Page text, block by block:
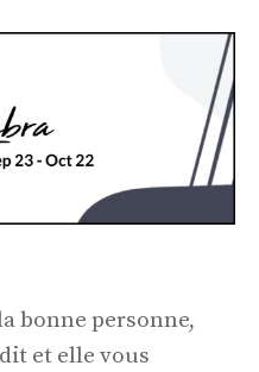
bonne personne,
et elle vous